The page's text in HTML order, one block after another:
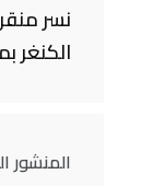
نسر
الكنغر
المنشور